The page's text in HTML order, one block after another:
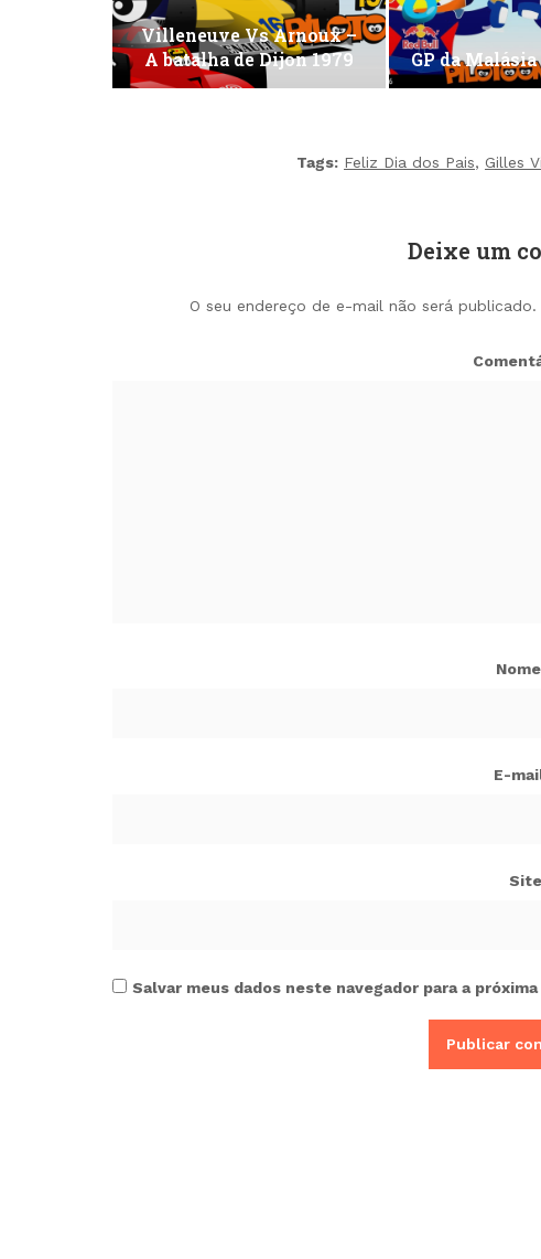
Villeneuve Vs Arnoux –
A batalha de Dijon 1979
GP da Malásia
Tags: Feliz Dia dos Pais, Gilles
Deixe um
O seu endereço de e-mail não será publicado.
Nome
E-
Site
Salvar meus dados neste navegador para a